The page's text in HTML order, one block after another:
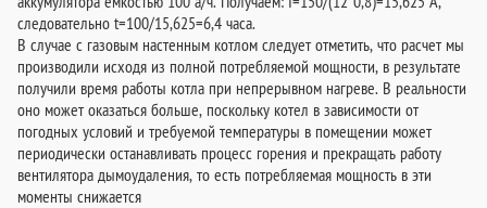
следовательно t=100/15,625=6,4 часа.
В случае с газовым настенным котлом следует отметить, что расчет мы
производили исходя из полной потребляемой мощности, в результате
получили время работы котла при непрерывном нагреве. В реальности
оно может оказаться больше, поскольку котел в зависимости от
погодных условий и требуемой температуры в помещении может
периодически останавливать процесс горения и прекращать работу
вентилятора дымоудаления, то есть потребляемая мощность в эти
моменты снижается